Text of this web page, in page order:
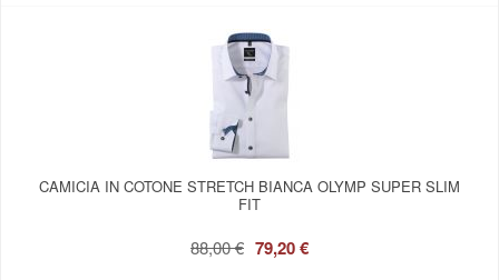
CAMICIA IN COTONE STRETCH BIANCA OLYMP SUPER SLIM
FIT
88,00 € 79,20 €